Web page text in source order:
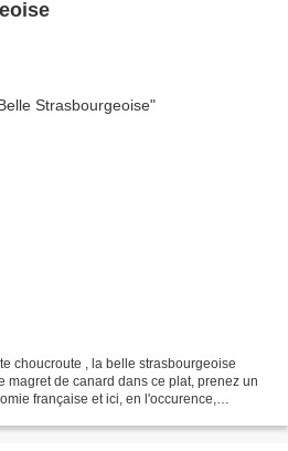
choucroute , la belle strasbourgeoise
magret de canard dans ce plat, prenez un
française et ici, en l'occurence,